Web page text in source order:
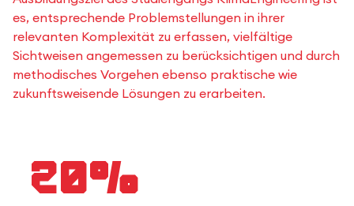
es, entsprechende Problemstellungen in ihrer
relevanten Komplexität zu erfassen, vielfältige
Sichtweisen angemessen zu berücksichtigen und durch
methodisches Vorgehen ebenso praktische wie
zukunftsweisende Lösungen zu erarbeiten.
20%